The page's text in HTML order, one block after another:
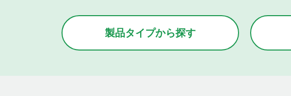
製品タイプから探す